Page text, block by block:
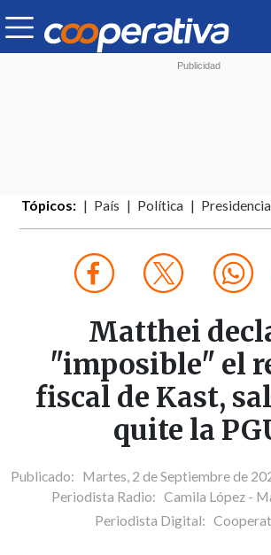
Tópicos: País Política
Matthei
"imposible" el
fiscal de Kast,
quite la
Publicado: Martes, 2 de Septiembre de
Periodista Radio: Camila López -
Periodista Digital: